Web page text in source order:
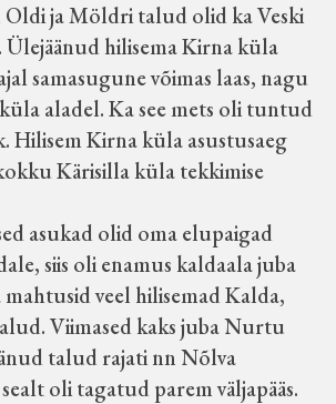
Oldi ja Möldri talud olid ka Veski
Ülejäänud hilisema Kirna küla
samasugune võimas laas, nagu
aladel. Ka see mets oli tuntud
Hilisem Kirna küla asustusaeg
Kärisilla küla tekkimise
asukad olid oma elupaigad
siis oli enamus kaldaala juba
veel hilisemad Kalda,
Viimased kaks juba Nurtu
talud rajati nn Nõlva
oli tagatud parem väljapääs.